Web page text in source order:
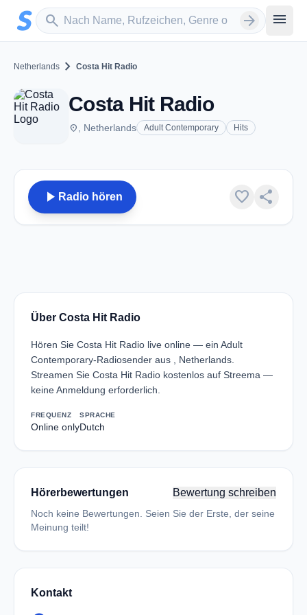
Zum Hauptinhalt springen
search
Sender suchen arrow_forward menu
Netherlands chevron_right Costa Hit Radio
Costa Hit Radio
place , Netherlands Adult Contemporary Hits
play_arrow Radio hören favorite share
Über Costa Hit Radio
Hören Sie Costa Hit Radio live online — ein Adult
Contemporary-Radiosender aus , Netherlands.
Streamen Sie Costa Hit Radio kostenlos auf Streema —
keine Anmeldung erforderlich.
FREQUENZ
Online only
SPRACHE
Dutch
Hörerbewertungen Bewertung schreiben
Noch keine Bewertungen. Seien Sie der Erste, der seine
Meinung teilt!
Kontakt